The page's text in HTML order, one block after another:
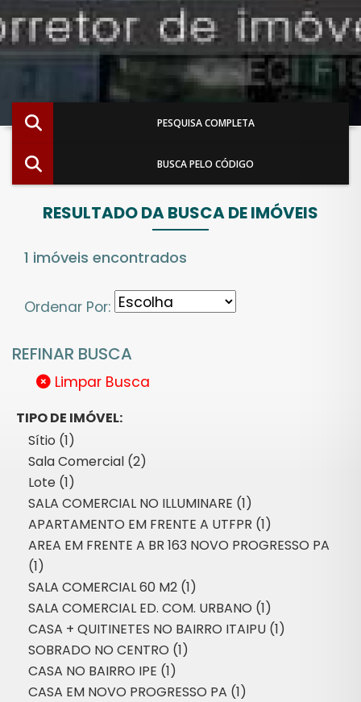
PESQUISA COMPLETA
BUSCA PELO CÓDIGO
RESULTADO DA BUSCA DE IMÓVEIS
1 imóveis encontrados
Ordenar Por:
REFINAR BUSCA
Limpar Busca
TIPO DE IMÓVEL:
Sítio (1)
Sala Comercial (2)
Lote (1)
SALA COMERCIAL NO ILLUMINARE (1)
APARTAMENTO EM FRENTE A UTFPR (1)
AREA EM FRENTE A BR 163 NOVO PROGRESSO PA
(1)
SALA COMERCIAL 60 M2 (1)
SALA COMERCIAL ED. COM. URBANO (1)
CASA + QUITINETES NO BAIRRO ITAIPU (1)
SOBRADO NO CENTRO (1)
CASA NO BAIRRO IPE (1)
CASA EM NOVO PROGRESSO PA (1)